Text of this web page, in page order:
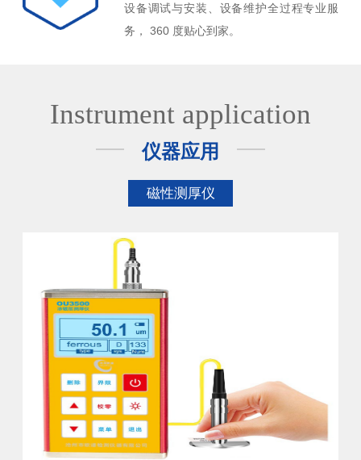
设备调试与安装、设备维护全过程专业服
务， 360 度贴心到家。
Instrument application
仪器应用
磁性测厚仪